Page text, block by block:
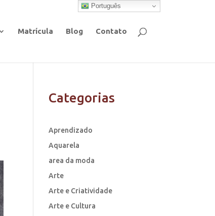
Matrícula Blog Contato
Categorias
Aprendizado
Aquarela
area da moda
Arte
Arte e Criatividade
Arte e Cultura
Português